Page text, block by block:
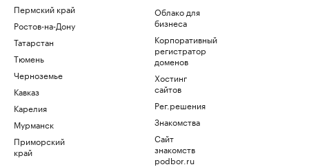
Пермский край
Ростов-на-Дону
Татарстан
Тюмень
Черноземье
Кавказ
Карелия
Мурманск
Приморский
край
Облако для
бизнеса
Корпоративный
регистратор
доменов
Хостинг
сайтов
Рег.решения
Знакомства
Сайт
знакомств
podbor.ru